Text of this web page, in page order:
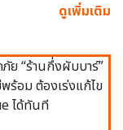
ดูเพิ่มเติม